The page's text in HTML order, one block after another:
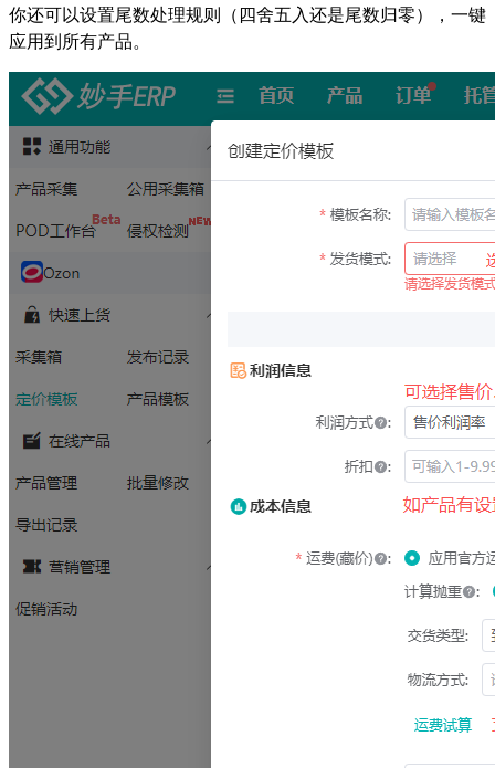
你还可以设置尾数处理规则（四舍五入还是尾数归零），一键
应用到所有产品。